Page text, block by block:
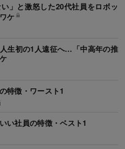
」と激怒した20代社員をロボッ
ケ
生初の1人遠征へ…「中高年の推
特徴・ワースト1
い社員の特徴・ベスト1